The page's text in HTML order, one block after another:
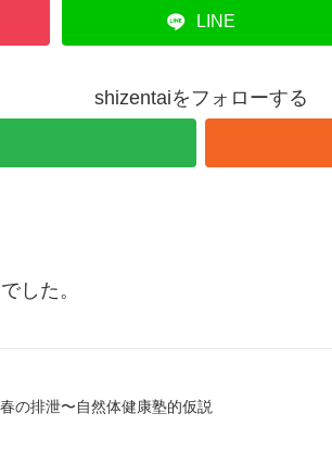
LINE
shizentaiをフォローする
した。
の排泄〜自然体健康塾的仮説